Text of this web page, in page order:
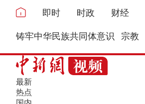
即时 时政 财经
铸牢中华民族共同体意识 宗教
最新
热点